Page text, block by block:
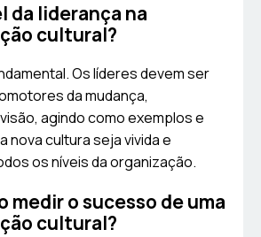
da liderança na
cultural?
Os líderes devem ser
da mudança,
agindo como exemplos e
nova cultura seja vivida e
os níveis da organização.
medir o sucesso de uma
cultural?